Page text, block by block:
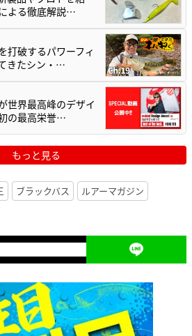
よる徹底解説…
打破するパワーフィ
きたシン・…
世界最高峰のデザイ
の最高栄誉…
もっと見る
ブラックバス
ルアーマガジン